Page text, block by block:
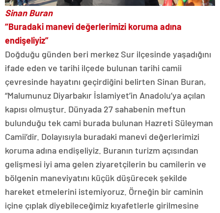
Sinan Buran
“Buradaki manevi değerlerimizi koruma adına
endişeliyiz”
Doğduğu günden beri merkez Sur ilçesinde yaşadığını
ifade eden ve tarihi ilçede bulunan tarihi camii
çevresinde hayatını geçirdiğini belirten Sinan Buran,
“Malumunuz Diyarbakır İslamiyet’in Anadolu’ya açılan
kapısı olmuştur. Dünyada 27 sahabenin meftun
bulunduğu tek cami burada bulunan Hazreti Süleyman
Camii’dir. Dolayısıyla buradaki manevi değerlerimizi
koruma adına endişeliyiz. Buranın turizm açısından
gelişmesi iyi ama gelen ziyaretçilerin bu camilerin ve
bölgenin maneviyatını küçük düşürecek şekilde
hareket etmelerini istemiyoruz. Örneğin bir caminin
içine çıplak diyebileceğimiz kıyafetlerle girilmesine